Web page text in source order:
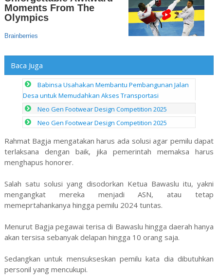
Baca Juga
Babinsa Usahakan Membantu Pembangunan Jalan
Desa untuk Memudahkan Akses Transportasi
Neo Gen Footwear Design Competition 2025
Neo Gen Footwear Design Competition 2025
Rahmat Bagja mengatakan harus ada solusi agar pemilu dapat
terlaksana dengan baik, jika pemerintah memaksa harus
menghapus honorer.
Salah satu solusi yang disodorkan Ketua Bawaslu itu, yakni
mengangkat mereka menjadi ASN, atau tetap
memeprtahankanya hingga pemilu 2024 tuntas.
Menurut Bagja pegawai terisa di Bawaslu hingga daerah hanya
akan tersisa sebanyak delapan hingga 10 orang saja.
Sedangkan untuk mensukseskan pemilu kata dia dibutuhkan
personil yang mencukupi.